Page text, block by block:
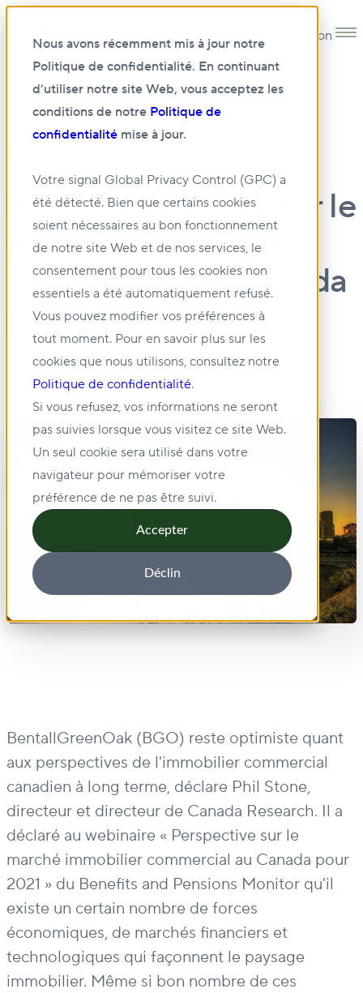
Nous avons récemment mis à jour notre
Politique de confidentialité. En continuant
d’utiliser notre site Web, vous acceptez les
conditions de notre Politique de
confidentialité mise à jour.
Votre signal Global Privacy Control (GPC) a
été détecté. Bien que certains cookies
soient nécessaires au bon fonctionnement
de notre site Web et de nos services, le
consentement pour tous les cookies non
essentiels a été automatiquement refusé.
Vous pouvez modifier vos préférences à
tout moment. Pour en savoir plus sur les
cookies que nous utilisons, consultez notre
Politique de confidentialité.
Si vous refusez, vos informations ne seront
pas suivies lorsque vous visitez ce site Web.
Un seul cookie sera utilisé dans votre
navigateur pour mémoriser votre
préférence de ne pas être suivi.
Accepter
Déclin
Open main navigation
BPM: Perspective sur le
marché immobilier
commercial du Canada
pour 2021
BentallGreenOak (BGO) reste optimiste quant
aux perspectives de l'immobilier commercial
canadien à long terme, déclare Phil Stone,
directeur et directeur de Canada Research. Il a
déclaré au webinaire « Perspective sur le
marché immobilier commercial au Canada pour
2021 » du Benefits and Pensions Monitor qu'il
existe un certain nombre de forces
économiques, de marchés financiers et
technologiques qui façonnent le paysage
immobilier. Même si bon nombre de ces